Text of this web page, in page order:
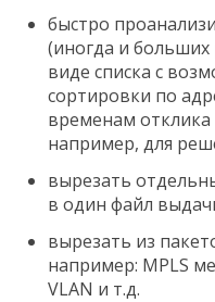
быстро
(иногда и
виде списка с
сортировки по
временам
например, для
вырезать
в один файл
вырезать из
например: MPLS
VLAN и т.д.